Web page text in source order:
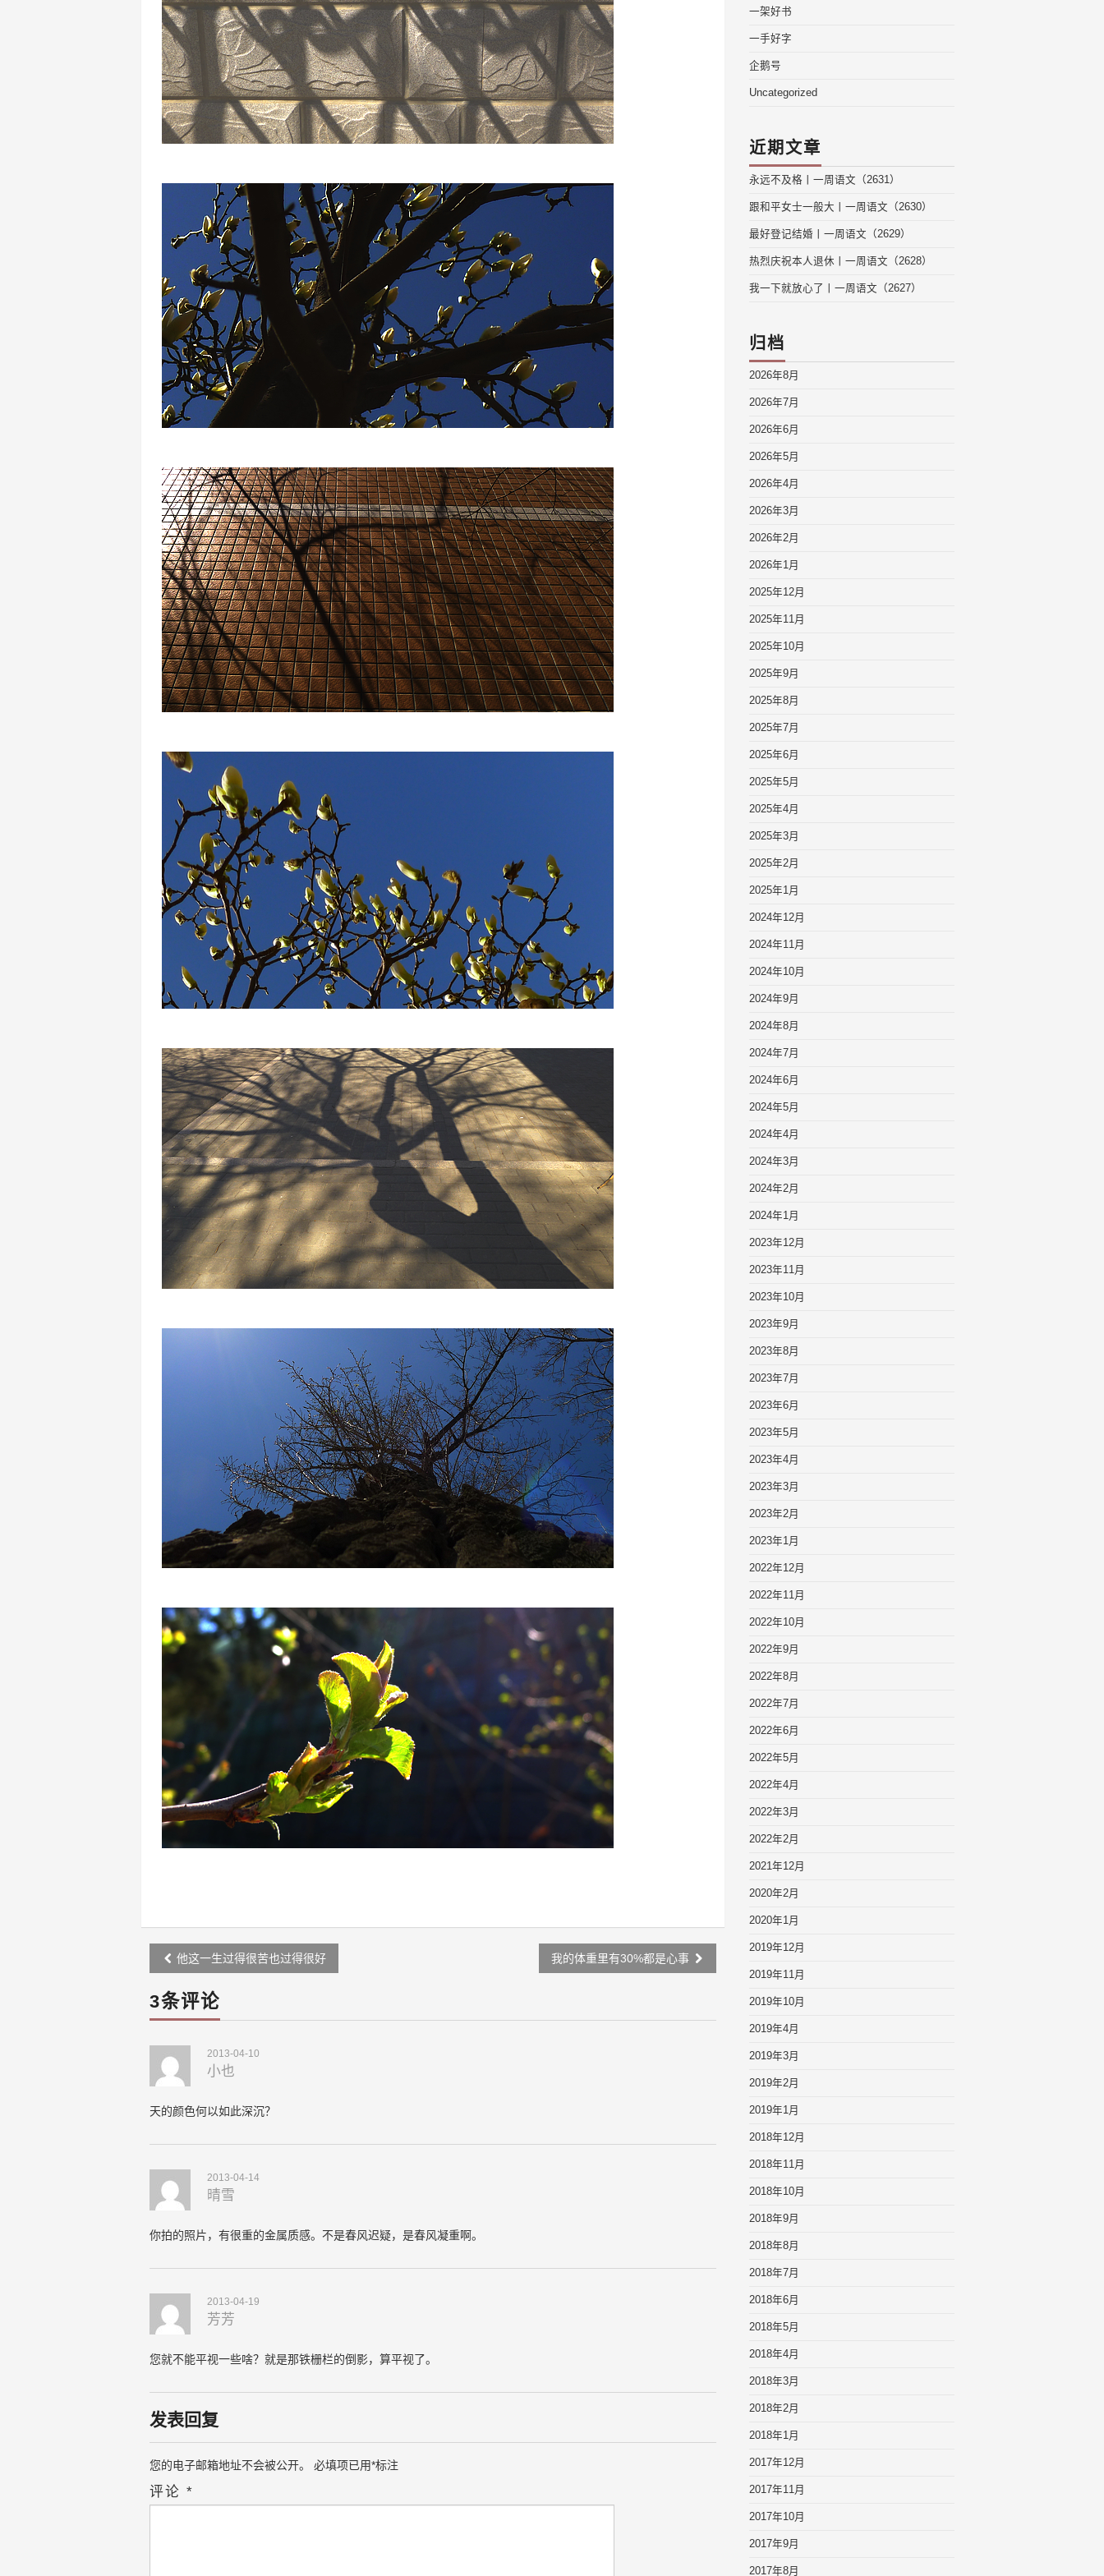
Post
navigation
他这一生过得很苦也过得很好 我的体重里有30%都是心事
3条评论
2013-04-10
小也
天的颜色何以如此深沉？
2013-04-14
晴雪
你拍的照片，有很重的金属质感。不是春风迟疑，是春风凝重啊。
2013-04-19
芳芳
您就不能平视一些啥？就是那铁栅栏的倒影，算平视了。
发表回复
您的电子邮箱地址不会被公开。 必填项已用*标注
评论 *
一架好书
一手好字
企鹅号
Uncategorized
近期文章
永远不及格丨一周语文（2631）
跟和平女士一般大丨一周语文（2630）
最好登记结婚丨一周语文（2629）
热烈庆祝本人退休丨一周语文（2628）
我一下就放心了丨一周语文（2627）
归档
2026年8月
2026年7月
2026年6月
2026年5月
2026年4月
2026年3月
2026年2月
2026年1月
2025年12月
2025年11月
2025年10月
2025年9月
2025年8月
2025年7月
2025年6月
2025年5月
2025年4月
2025年3月
2025年2月
2025年1月
2024年12月
2024年11月
2024年10月
2024年9月
2024年8月
2024年7月
2024年6月
2024年5月
2024年4月
2024年3月
2024年2月
2024年1月
2023年12月
2023年11月
2023年10月
2023年9月
2023年8月
2023年7月
2023年6月
2023年5月
2023年4月
2023年3月
2023年2月
2023年1月
2022年12月
2022年11月
2022年10月
2022年9月
2022年8月
2022年7月
2022年6月
2022年5月
2022年4月
2022年3月
2022年2月
2021年12月
2020年2月
2020年1月
2019年12月
2019年11月
2019年10月
2019年4月
2019年3月
2019年2月
2019年1月
2018年12月
2018年11月
2018年10月
2018年9月
2018年8月
2018年7月
2018年6月
2018年5月
2018年4月
2018年3月
2018年2月
2018年1月
2017年12月
2017年11月
2017年10月
2017年9月
2017年8月